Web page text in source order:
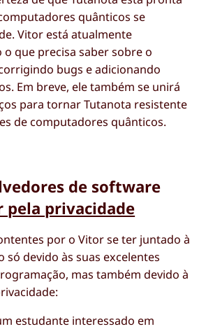
quânticos se
Vitor está atualmente
que precisa saber sobre o
bugs e adicionando
Em breve, ele também se unirá
para tornar Tutanota resistente
de computadores quânticos.
de software
pela privacidade
por o Vitor se ter juntado à
só devido às suas excelentes
mas também devido à
estudante interessado em